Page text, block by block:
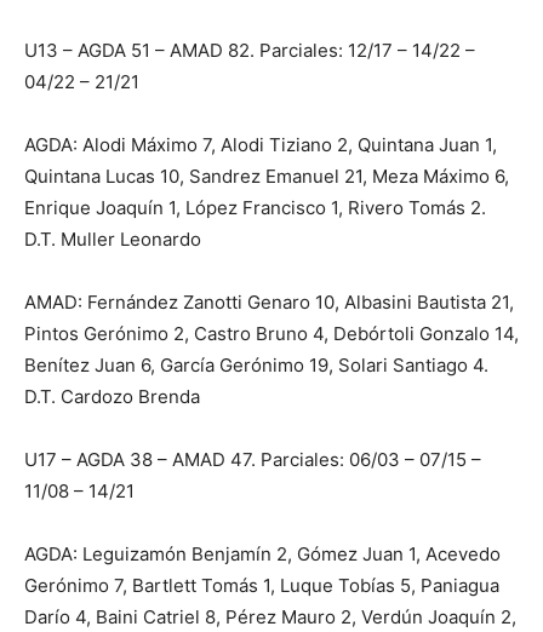
U13 – AGDA 51 – AMAD 82. Parciales: 12/17 – 14/22 –
04/22 – 21/21
AGDA: Alodi Máximo 7, Alodi Tiziano 2, Quintana Juan 1,
Quintana Lucas 10, Sandrez Emanuel 21, Meza Máximo 6,
Enrique Joaquín 1, López Francisco 1, Rivero Tomás 2.
D.T. Muller Leonardo
AMAD: Fernández Zanotti Genaro 10, Albasini Bautista 21,
Pintos Gerónimo 2, Castro Bruno 4, Debórtoli Gonzalo 14,
Benítez Juan 6, García Gerónimo 19, Solari Santiago 4.
D.T. Cardozo Brenda
U17 – AGDA 38 – AMAD 47. Parciales: 06/03 – 07/15 –
11/08 – 14/21
AGDA: Leguizamón Benjamín 2, Gómez Juan 1, Acevedo
Gerónimo 7, Bartlett Tomás 1, Luque Tobías 5, Paniagua
Darío 4, Baini Catriel 8, Pérez Mauro 2, Verdún Joaquín 2,